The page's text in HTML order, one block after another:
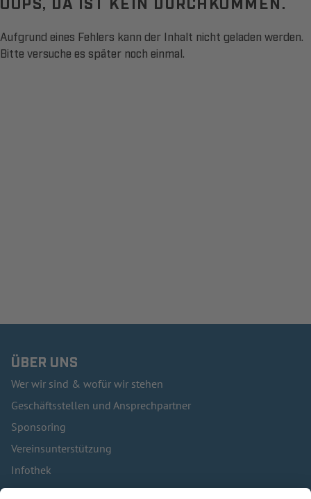
Aufgrund eines Fehlers kann der Inhalt nicht geladen werden.
Bitte versuche es später noch einmal.
ÜBER UNS
Wer wir sind & wofür wir stehen
Geschäftsstellen und Ansprechpartner
Sponsoring
Vereinsunterstützung
Infothek
Kontakt